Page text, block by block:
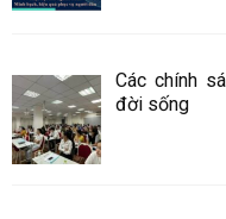
Các chính
đời sống